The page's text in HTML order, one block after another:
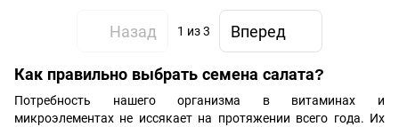
Назад 1 из 3 Вперед
Как правильно выбрать семена салата?
Потребность нашего организма в витаминах и
микроэлементах не иссякает на протяжении всего года. Их